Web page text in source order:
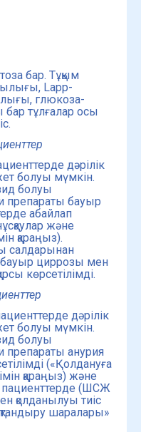
бар. Тұқым
Lapp-
глюкоза-
бар тұлғалар осы
дәрілік
болуы мүмкін.
болуы
препараты бауыр
абайлап
және
қараңыз).
салдарынан
циррозы мен
көрсетілімді.
дәрілік
болуы мүмкін.
болуы
препараты анурия
(«Қолдануға
қараңыз) және
пациенттерде (ШСЖ
қолданылуы тиіс
шаралары»